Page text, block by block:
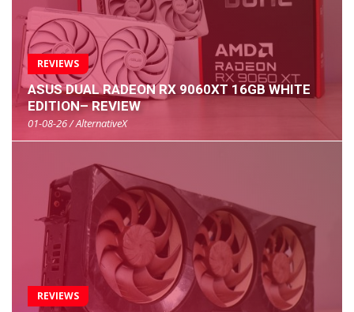
REVIEWS
ASUS DUAL RADEON RX 9060XT 16GB WHITE
EDITION– REVIEW
01-08-26 / AlternativeX
REVIEWS